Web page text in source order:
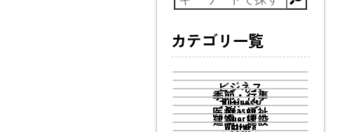
カテゴリ一覧
ビジネス
Business
季節・行事
Season
スポーツ
Sports
医療・福祉
Welfare
建築・建設
日常